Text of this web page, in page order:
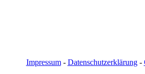
Impressum- Datenschutzerklärung-